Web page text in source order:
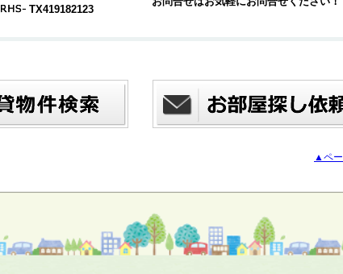
TX419182123
▲ペー